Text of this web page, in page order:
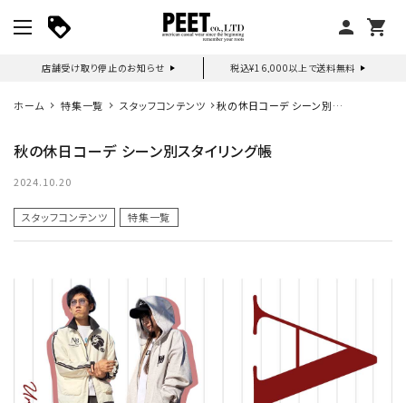
person shopping_cart
店舗受け取り停止のお知らせ 税込¥16,000以上で送料無料
マイページ
新作アイテム
詳しい条件から探す
ホーム 特集一覧 スタッフコンテンツ
秋の休日コーデ シーン別ス
秋の休日コーデ シーン別スタイリング帳
2024.10.20
スタッフコンテンツ 特集一覧